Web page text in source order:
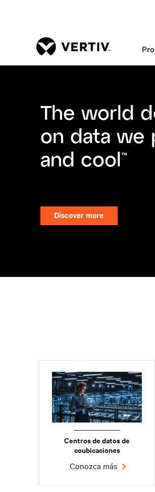
Centros de datos de
coubicaciones
Conozca más